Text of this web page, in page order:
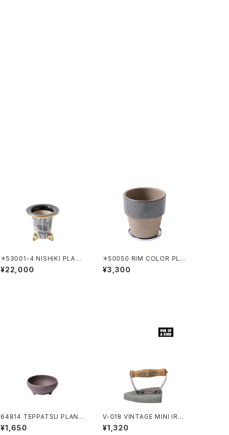
＊53001-4 NISHIKI PLAN
TER HAKEME
¥22,000
＊50050 RIM COLOR PLA
NTER 120 BLACK
¥3,300
64814 TEPPATSU PLANT
ER 6"
¥1,650
V-018 VINTAGE MINI IRO
N
¥1,320